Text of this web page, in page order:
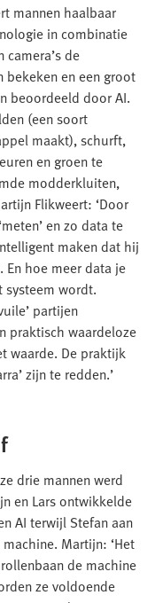
mannen haalbaar
in combinatie
de
en een groot
beoordeeld door AI.
(een soort
maakt), schurft,
en groen te
modderkluiten,
Flikweert: ‘Door
en zo data te
maken dat hij
hoe meer data je
wordt.
partijen
praktisch waardeloze
waarde. De praktijk
zijn te redden.’
drie mannen werd
en Lars ontwikkelde
AI terwijl Stefan aan
Martijn: ‘Het
de machine
ze voldoende